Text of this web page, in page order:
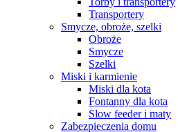
Transportery
Smycze, obroże, szelki
Obroże
Smycze
Szelki
Miski i karmienie
Miski dla kota
Fontanny dla kota
Slow feeder i maty
Zabezpieczenia domu